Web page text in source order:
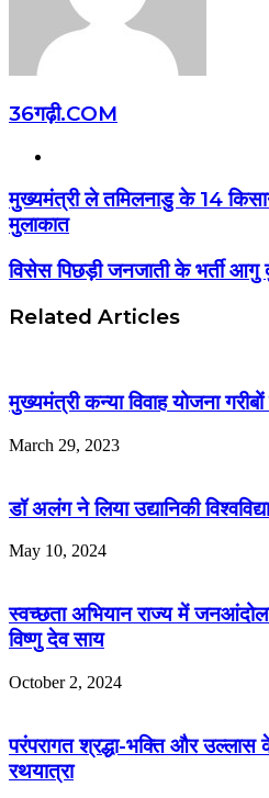
36गढ़ी.COM
मुख्यमंत्री ले तमिलनाडु के 14
मुलाकात
विसेस पिछड़ी जनजाती के भर्ती
Related Articles
मुख्यमंत्री कन्या विवाह योजना
March 29, 2023
डॉ अलंग ने लिया उद्यानिकी
May 10, 2024
स्वच्छता अभियान राज्य में
विष्णु देव साय
October 2, 2024
परंपरागत श्रद्धा-भक्ति और उल्लास
रथयात्रा